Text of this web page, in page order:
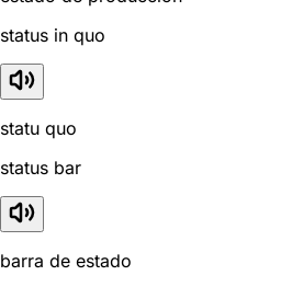
status in quo
statu quo
status bar
barra de estado